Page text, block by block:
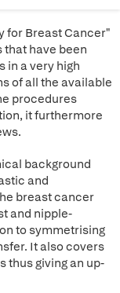
for Breast Cancer"
have been
in a very high
of all the available
procedures
it furthermore
background
and
breast cancer
and nipple-
to symmetrising
It also covers
thus giving an up-